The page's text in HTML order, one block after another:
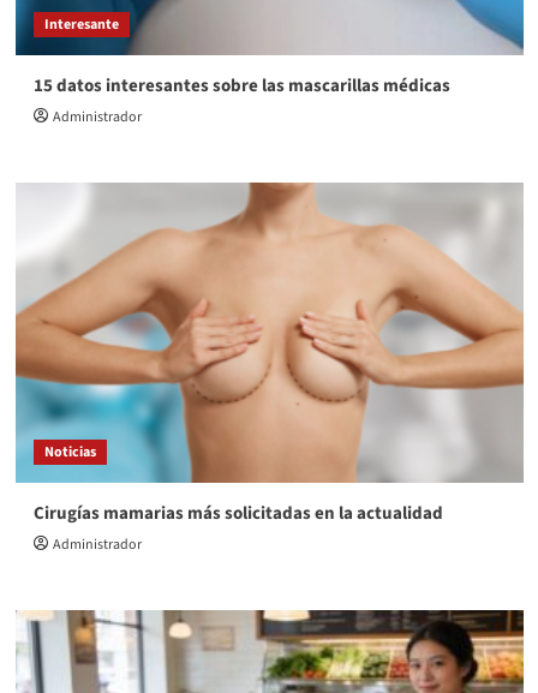
Interesante
15 datos interesantes sobre las mascarillas médicas
Administrador
Noticias
Cirugías mamarias más solicitadas en la actualidad
Administrador